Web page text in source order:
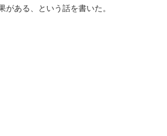
ある、という話を書いた。